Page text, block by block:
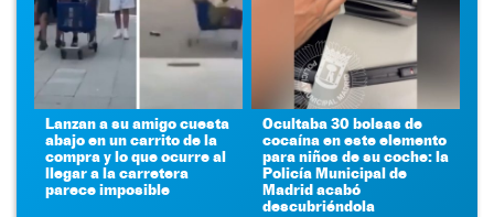
Lanzan a su amigo cuesta
abajo en un carrito de la
compra y lo que ocurre al
llegar a la carretera
parece imposible
Ocultaba 30 bolsas de
cocaína en este elemento
para niños de su coche: la
Policía Municipal de
Madrid acabó
descubriéndola